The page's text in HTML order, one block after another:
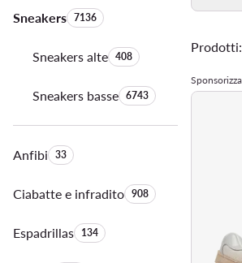
SneakersQuantità di prodotti:
7136
Sneakers alteQuantità di prodotti:
408
Sneakers basseQuantità di prodotti:
6743
AnfibiQuantità di prodotti:
33
Ciabatte e infraditoQuantità di prodotti:
908
EspadrillasQuantità di prodotti:
134